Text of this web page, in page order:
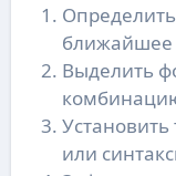
ближайшее
Выделить
или